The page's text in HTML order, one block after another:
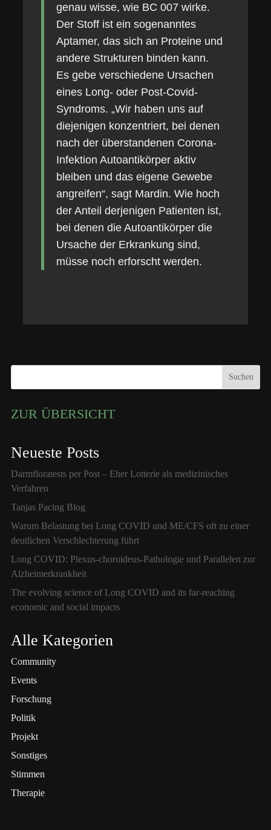
genau wisse, wie BC 007 wirke.
Der Stoff ist ein sogenanntes
Aptamer, das sich an Proteine und
andere Strukturen binden kann.
Es gebe verschiedene Ursachen
eines Long- oder Post-Covid-
Syndroms. „Wir haben uns auf
diejenigen konzentriert, bei denen
nach der überstandenen Corona-
Infektion Autoantikörper aktiv
bleiben und das eigene Gewebe
angreifen“, sagt Mardin. Wie hoch
der Anteil derjenigen Patienten ist,
bei denen die Autoantikörper die
Ursache der Erkrankung sind,
müsse noch erforscht werden.
Suchen
ZUR ÜBERSICHT
Neueste Posts
Darmfloratests per Post – Eher Lotterie als medizinisches
Verfahren
Tanjas Pacing Blog
Warum Belastung bei Long COVID und ME/CFS oft zu einer
deutlichen Verschlechterung führt
Long COVID: Plexus-choroideus-Pathologie und Parallelen zur
Alzheimerkrankheit
The evolving science of Long COVID and its far-reaching
economic and social impacts
Alle Kategorien
Community
Events
Forschung
Politik
Projekt
Sonstiges
Stimmen
Therapie